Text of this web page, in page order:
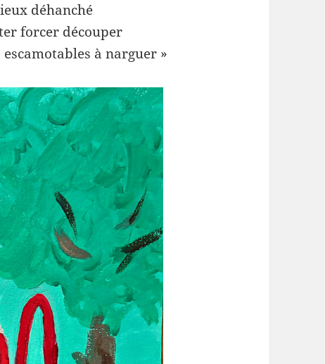
déhanché
forcer découper
à narguer »